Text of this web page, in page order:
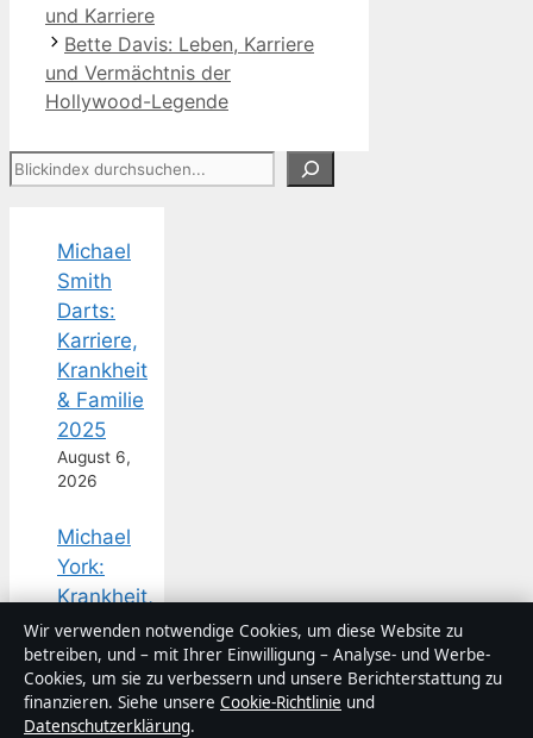
und Karriere
Bette Davis: Leben, Karriere
und Vermächtnis der
Hollywood-Legende
Suchen
Michael
Smith
Darts:
Karriere,
Krankheit
& Familie
2025
August 6,
2026
Michael
York:
Krankheit,
Karriere
und Leben
August 6,
2026
Wir verwenden notwendige Cookies, um diese Website zu
betreiben, und – mit Ihrer Einwilligung – Analyse- und Werbe-
Cookies, um sie zu verbessern und unsere Berichterstattung zu
finanzieren. Siehe unsere Cookie-Richtlinie und
Datenschutzerklärung.